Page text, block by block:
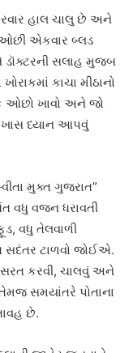
હાલ ચાલુ છે અને
એકવાર બ્લડ
સલાહ મુજબ
કાચા મીઠાનો
ઓછો ખાવો અને જો
ખાસ ધ્યાન આપવું
મુક્ત ગુજરાત”
વધુ વજન ધરાવતી
વધુ તેલવાળી
ટાળવો જોઈએ.
કરવી, ચાલવું અને
સમયાંતરે પોતાના
છે.